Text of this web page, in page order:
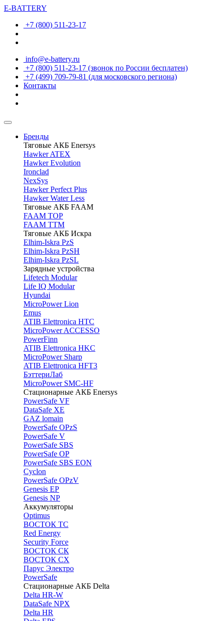
E-BATTERY
+7 (800) 511-23-17
info@e-battery.ru
+7 (800) 511-23-17 (звонок по России бесплатен)
+7 (499) 709-79-81 (для московского региона)
Контакты
Бренды
Тяговые АКБ Enersys
Hawker ATEX
Hawker Evolution
Ironclad
NexSys
Hawker Perfect Plus
Hawker Water Less
Тяговые АКБ FAAM
FAAM TOP
FAAM TTM
Тяговые АКБ Искра
Elhim-Iskra PzS
Elhim-Iskra PzSH
Elhim-Iskra PzSL
Зарядные устройства
Lifetech Modular
Life IQ Modular
Hyundai
MicroPower Lion
Emus
ATIB Elettronica HTC
MicroPower ACCESSO
PowerFinn
ATIB Elettronica HKC
MicroPower Sharp
ATIB Elettronica HFT3
БэттериЛаб
MicroPower SMC-HF
Стационарные АКБ Enersys
PowerSafe VF
DataSafe XE
GAZ lomain
PowerSafe OPzS
PowerSafe V
PоwerSafe SBS
PowerSafe OP
PоwerSafe SBS EON
Cyclon
PowerSafe OPzV
Genesis EP
Genesis NP
Аккумуляторы
Optimus
ВОСТОК ТС
Red Energy
Security Force
ВОСТОК СК
ВОСТОК СХ
Парус Электро
PowerSafe
Стационарные АКБ Delta
Delta HR-W
DataSafe NPX
Delta HR